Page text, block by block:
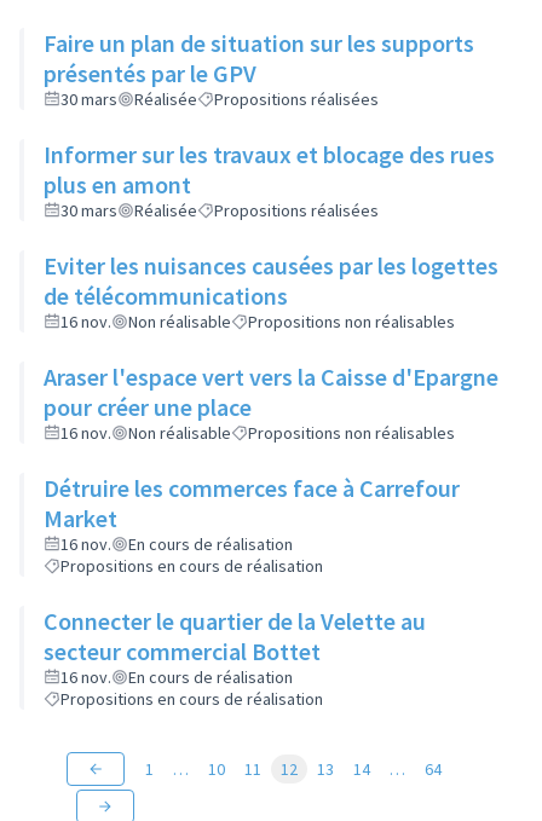
Faire un plan de situation sur les supports
présentés par le GPV
30 mars Réalisée Propositions réalisées
Informer sur les travaux et blocage des rues
plus en amont
30 mars Réalisée Propositions réalisées
Eviter les nuisances causées par les logettes
de télécommunications
16 nov. Non réalisable Propositions non réalisables
Araser l'espace vert vers la Caisse d'Epargne
pour créer une place
16 nov. Non réalisable Propositions non réalisables
Détruire les commerces face à Carrefour
Market
16 nov.
En cours de réalisation
Propositions en cours de réalisation
Connecter le quartier de la Velette au
secteur commercial Bottet
16 nov.
En cours de réalisation
Propositions en cours de réalisation
1 … 10 11 12 13 14 … 64